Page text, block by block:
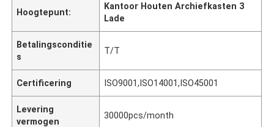
Hoogtepunt:
Kantoor Houten Archiefkasten 3
Lade
Betalingsconditie
s
T/T
Certificering ISO9001,ISO14001,ISO45001
Levering
vermogen
30000pcs/month